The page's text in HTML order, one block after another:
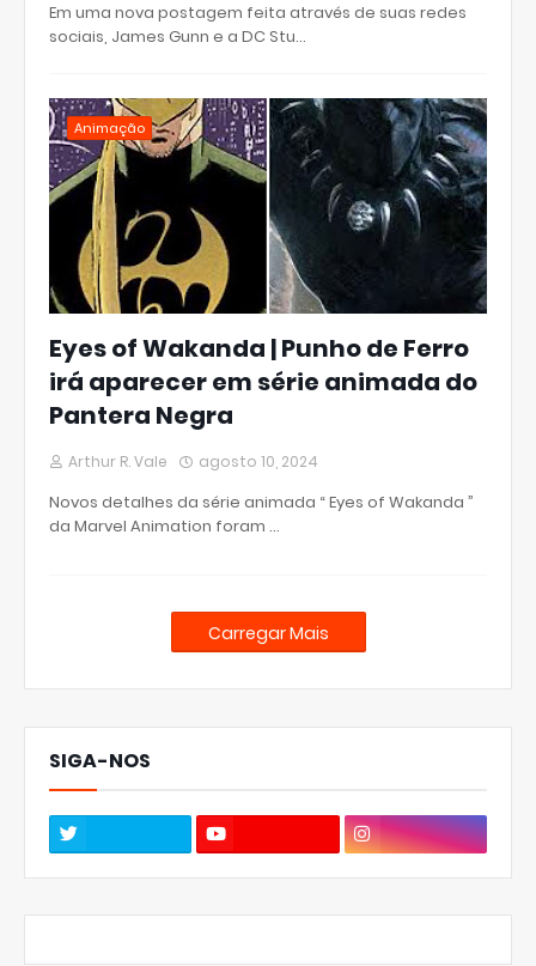
Em uma nova postagem feita através de suas redes
sociais, James Gunn e a DC Stu…
Animação
Eyes of Wakanda | Punho de Ferro
irá aparecer em série animada do
Pantera Negra
Arthur R. Vale agosto 10, 2024
Novos detalhes da série animada “ Eyes of Wakanda ”
da Marvel Animation foram …
Carregar Mais
SIGA-NOS